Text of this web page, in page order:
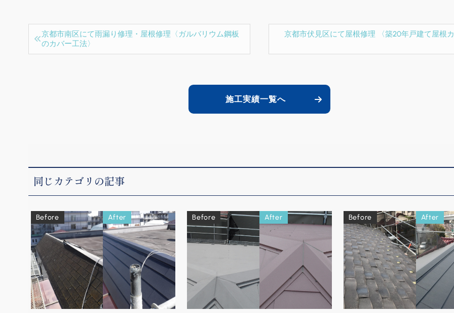
京都市南区にて雨漏り修理・屋根修理〈ガルバリウム鋼板
のカバー工法〉
京都市伏見区にて屋根修理 〈築20年戸建て屋根
施工実績一覧へ
同じカテゴリの記事
Before After Before After Before After